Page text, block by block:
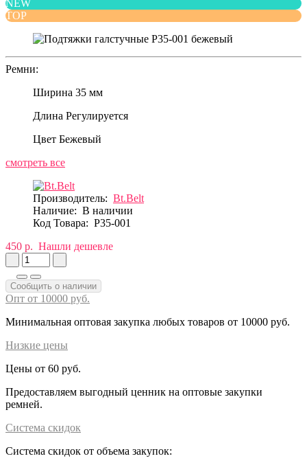
NEW
TOP
Ремни:
Ширина 35 мм
Длина Регулируется
Цвет Бежевый
смотреть все
Производитель: Bt.Belt
Наличие: В наличии
Код Товара: P35-001
450 р. Нашли дешевле
Сообщить о наличии
Опт от 10000 руб.
Минимальная оптовая закупка любых товаров от 10000 руб.
Низкие цены
Цены от 60 руб.
Предоставляем выгодный ценник на оптовые закупки
ремней.
Система скидок
Система скидок от объема закупок: